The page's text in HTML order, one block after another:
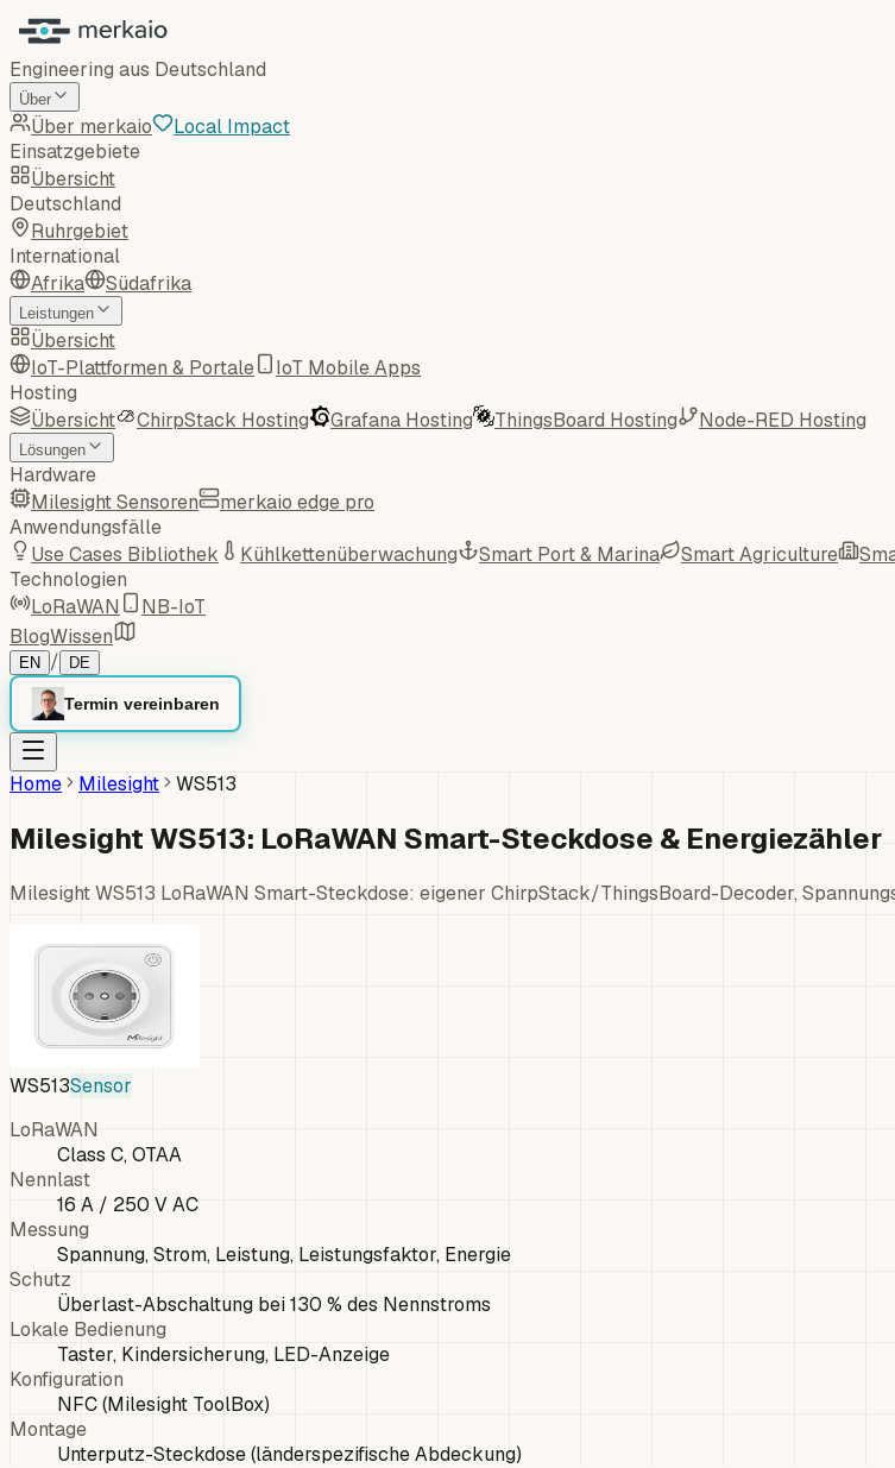
Engineering aus Deutschland
Über
Über merkaio
Local Impact
Einsatzgebiete
Übersicht
Deutschland
Ruhrgebiet
International
Afrika
Südafrika
Leistungen
Übersicht
IoT-Plattformen & Portale
IoT Mobile Apps
Hosting
Übersicht
ChirpStack Hosting Grafana Hosting ThingsBoard Hosting Node-RED Hosting
Lösungen
Hardware
Milesight Sensoren
merkaio edge pro
Anwendungsfälle
Use Cases Bibliothek
Kühlkettenüberwachung Smart Port & Marina Smart Agriculture
Technologien
LoRaWAN
NB-IoT
BlogWissen
EN / DE
Termin vereinbaren
Home Milesight WS513
Milesight WS513: LoRaWAN Smart-Steckdose & Energiezähler
Milesight WS513 LoRaWAN Smart-Steckdose: eigener ChirpStack/ThingsBoard-Decoder,
WS513Sensor
LoRaWAN
Class C, OTAA
Nennlast
16 A / 250 V AC
Messung
Spannung, Strom, Leistung, Leistungsfaktor, Energie
Schutz
Überlast-Abschaltung bei 130 % des Nennstroms
Lokale Bedienung
Taster, Kindersicherung, LED-Anzeige
Konfiguration
NFC (Milesight ToolBox)
Montage
Unterputz-Steckdose (länderspezifische Abdeckung)